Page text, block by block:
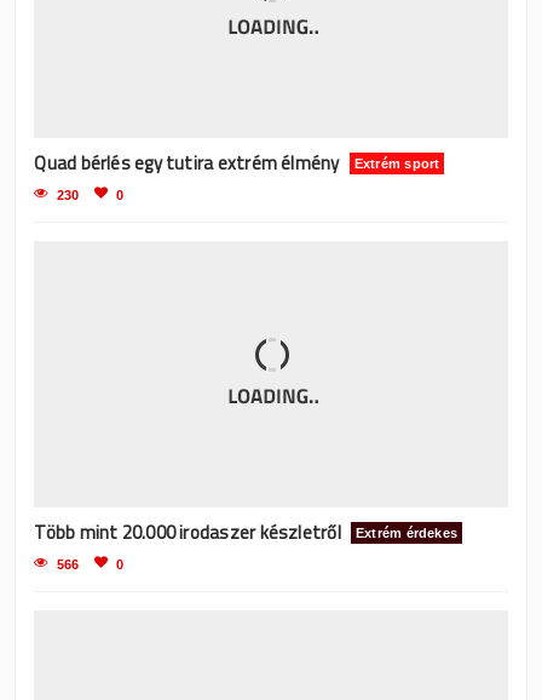
Quad bérlés egy tutira extrém élmény Extrém sport
230 0
Több mint 20.000 irodaszer készletről Extrém érdekes
566 0